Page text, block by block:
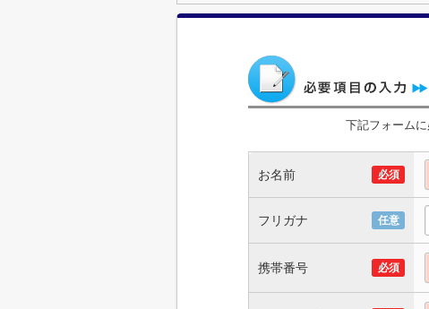
下記フォーム
お名前 必須
フリガナ 任意
携帯番号 必須